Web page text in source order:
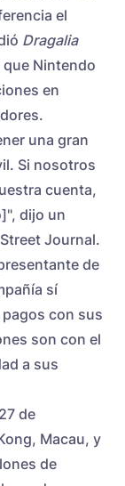
el
Dragalia
que Nintendo
en
una gran
Si nosotros
cuenta,
dijo un
Journal.
de
sí
con sus
son con el
a sus
de
Macau, y
de